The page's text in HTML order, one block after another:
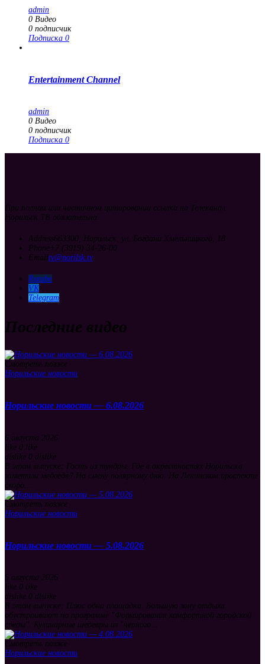
admin
0 Видео
0 подписчик
Подписка 0
Entertainment Channel
admin
0 Видео
0 подписчик
Подписка 0
При полном или частичном цитировании ссылка на Телеканал
Норильск ТВ обязательна.
Address663300, Норильск, ул. Богдана Хмельницкого, 18
Phone +7 (3919) 34-26-00
Emailtv@norilsk.tv
Rutube
VK
Telegram
Последние видео
Смотреть позже
Норильские новости
Норильские новости — 6.08.2026
6 августа 2026
like 0 like
dislike 0 dislike
В этом выпуске: Гость из тундры. Где в окрестностях Норильска
заметили медведя? На смену полярному дню. На Ленинском проспекте
скоро...
Смотреть позже
Норильские новости
Норильские новости — 5.08.2026
5 августа 2026
like 0 like
dislike 0 dislike
В этом выпуске: Плюс одна площадка. Большую зону отдыха
обустраивают по программе "Формирования комфортной городской
среды". Кулинарные шедевры из "черного...
Смотреть позже
Норильские новости